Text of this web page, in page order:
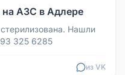
на АЗС в Адлере
Нашли
325 6285
из VK